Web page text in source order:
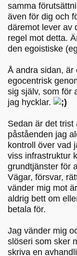
samma
även för dig och
däremot lever av
regel mot detta.
den egoistiske
Å andra sidan, är
egocentrisk
sig själv, som för
jag hycklar.
Sedan är det trist
påståenden jag
kontroll över vad
viss infrastruktur
grundtjänster för
Vägar, försvar,
vänder mig mot
aldrig bett om
betala för.
Jag vänder mig
slöseri som sker
skriva en